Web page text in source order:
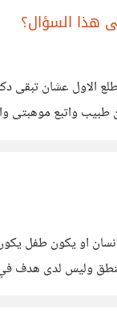
هذا السؤال؟
الاول عشان
طبيب واتبع
او يكون طفل
وليس لدى هدف في